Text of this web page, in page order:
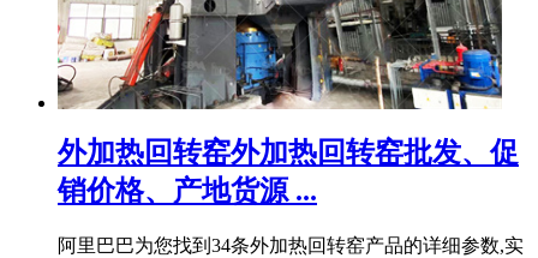
外加热回转窑外加热回转窑批发、促
销价格、产地货源 ...
阿里巴巴为您找到34条外加热回转窑产品的详细参数,实